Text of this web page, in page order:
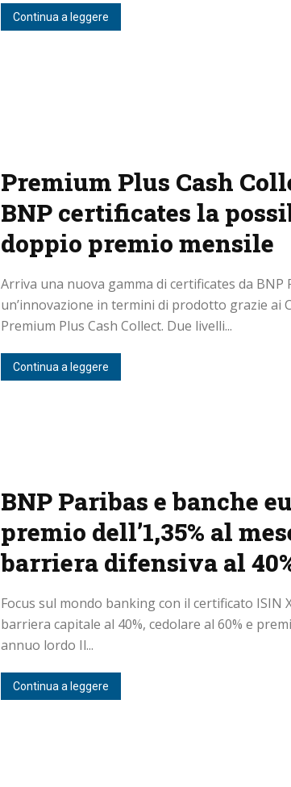
Continua a leggere
Premium Plus Cash
BNP certificates la
doppio premio mensile
Arriva una nuova gamma di certificates da BNP
un’innovazione in termini di prodotto grazie ai
Premium Plus Cash Collect. Due livelli...
Continua a leggere
BNP Paribas e banche
premio dell’1,35% al
barriera difensiva al
Focus sul mondo banking con il certificato ISIN
barriera capitale al 40%, cedolare al 60% e
annuo lordo Il...
Continua a leggere